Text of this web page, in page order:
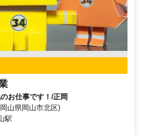
お仕事です！/正岡
山県岡山市北区)
駅